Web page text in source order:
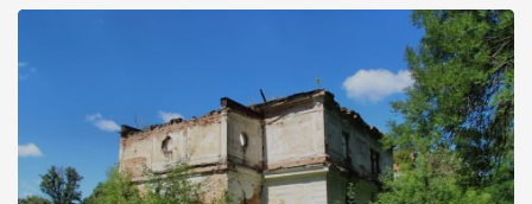
Наддністрянське відрізняється від більшості навколишніх
сіл. У селі є мурована Михайлівська церква. Точної дати […]